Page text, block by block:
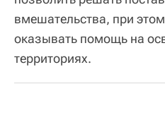
вмешательства, при
оказывать помощь на
территориях.